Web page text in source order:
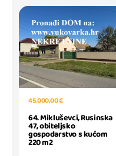
45.000,00 €
64. Mikluševci, Rusinska
47, obiteljsko
gospodarstvo s kućom
220 m2